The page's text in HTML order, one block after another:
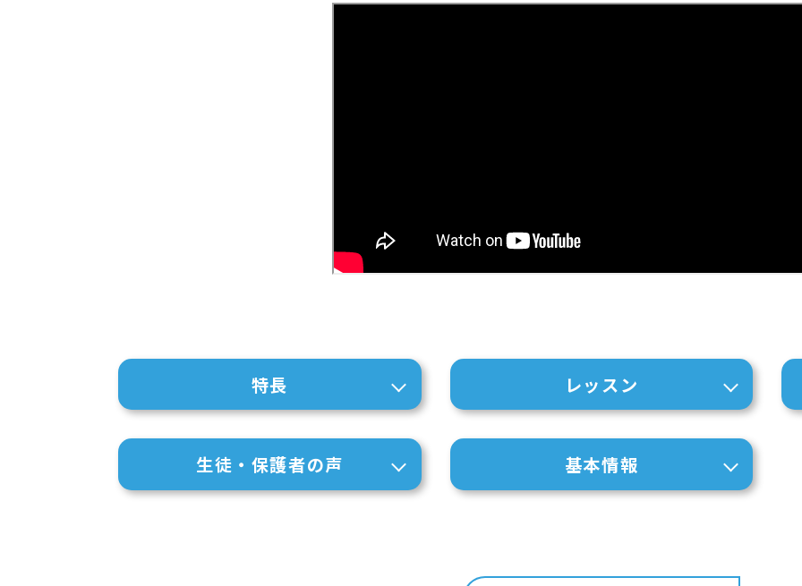
特長 レッスン
生徒・保護者の声 基本情報